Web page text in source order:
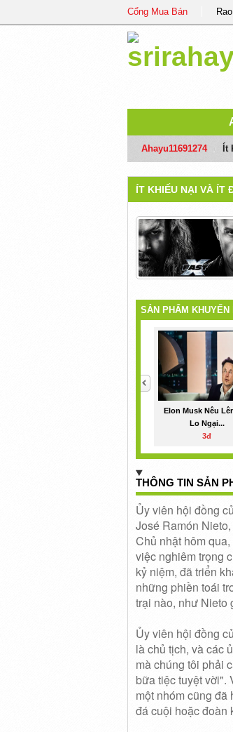
Cổng Mua Bán
Ahayu11691274 Ít
ÍT KHIẾU NẠI VÀ ÍT
SẢN PHẨM KHUYẾN
Elon Musk Nêu
Lo Ngại...
3đ
THÔNG TIN SẢN
Ủy viên hội đồng
José Ramón
Chủ nhật hôm
việc nghiêm trọng
kỷ niệm, đã triển
những phiền toái
trại nào, như Nieto
Ủy viên hội đồng
là chủ tịch, và các
mà chúng tôi phải
bữa tiệc tuyệt vời".
một nhóm cũng
đá cuội hoặc đoàn